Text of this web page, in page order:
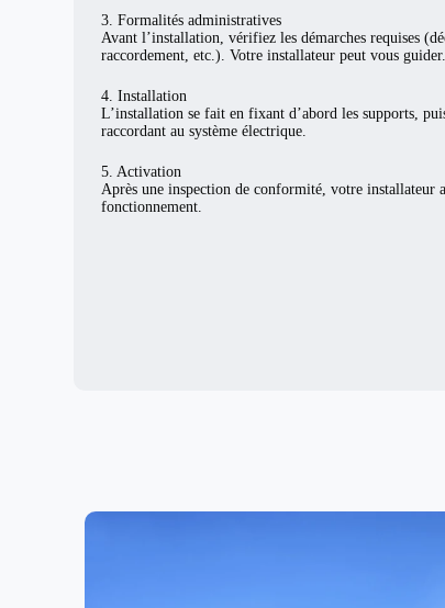
3. Formalités administratives
Avant l’installation, vérifiez les démarches requises
raccordement, etc.). Votre installateur peut vous guider.
4. Installation
L’installation se fait en fixant d’abord les supports,
raccordant au système électrique.
5. Activation
Après une inspection de conformité, votre installateur
fonctionnement.